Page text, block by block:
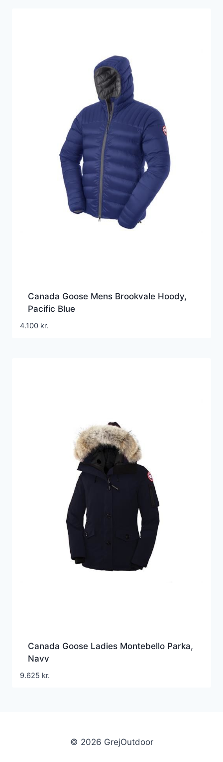
Canada Goose Mens Brookvale Hoody,
Pacific Blue
4.100 kr.
Canada Goose Ladies Montebello Parka,
Navy
9.625 kr.
© 2026 GrejOutdoor